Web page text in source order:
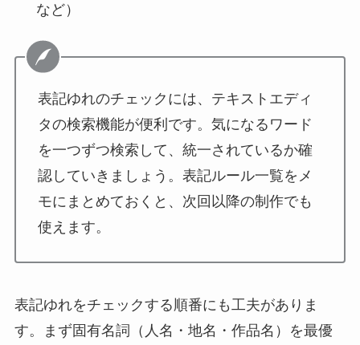
など）
表記ゆれのチェックには、テキストエディ
タの検索機能が便利です。気になるワード
を一つずつ検索して、統一されているか確
認していきましょう。表記ルール一覧をメ
モにまとめておくと、次回以降の制作でも
使えます。
表記ゆれをチェックする順番にも工夫がありま
す。まず固有名詞（人名・地名・作品名）を最優